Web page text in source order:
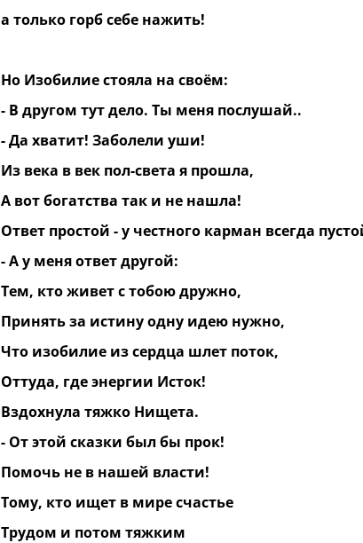
а только горб себе нажить!
Но Изобилие стояла на своём:
- В другом тут дело. Ты меня послушай..
- Да хватит! Заболели уши!
Из века в век пол-света я прошла,
А вот богатства так и не нашла!
Ответ простой - у честного карман всегда
- А у меня ответ другой:
Тем, кто живет с тобою дружно,
Принять за истину одну идею нужно,
Что изобилие из сердца шлет поток,
Оттуда, где энергии Исток!
Вздохнула тяжко Нищета.
- От этой сказки был бы прок!
Помочь не в нашей власти!
Тому, кто ищет в мире счастье
Трудом и потом тяжким